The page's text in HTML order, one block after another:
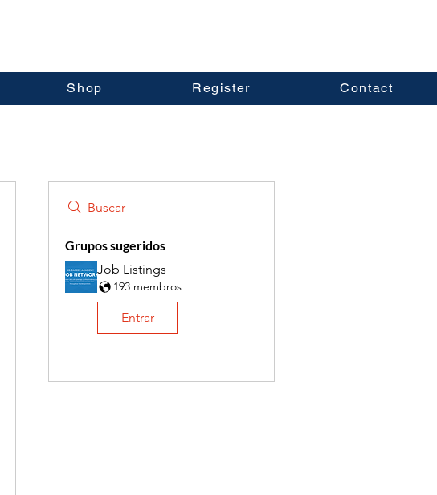
Shop Register Contact
Buscar
Grupos sugeridos
Job Listings
193 membros
Entrar